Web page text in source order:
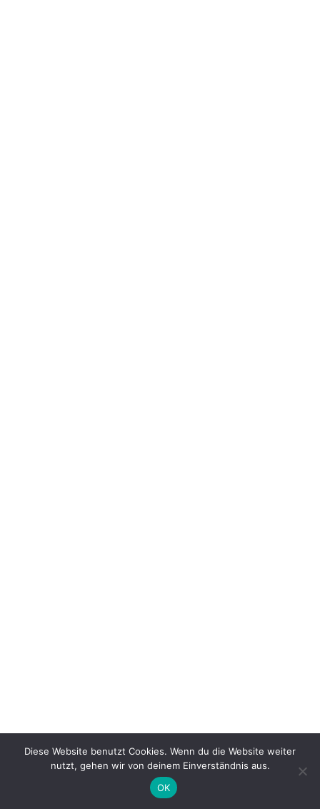
Diese Website benutzt Cookies. Wenn du die Website weiter
nutzt, gehen wir von deinem Einverständnis aus.
OK